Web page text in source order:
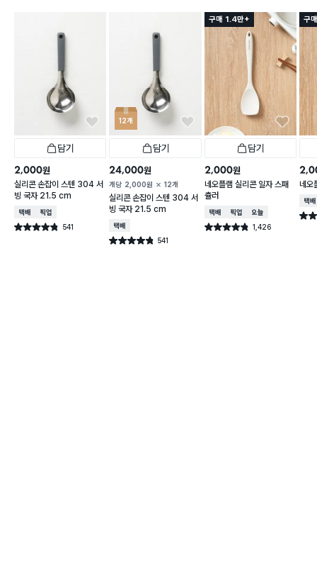
담기
2,000원
실리콘 손잡이 스텐 304 서
빙 국자 21.5 cm
택배배송매장픽업
별점 4.8점 541
건 작성
12개
담기
24,000원
개당 2,000원 12개
실리콘 손잡이 스텐 304 서
빙 국자 21.5 cm
택배배송
별점 4.8점 541
건 작성
구매 1.4만+
담기
2,000원
네오플램 실리콘 일자 스패
츌러
택배배송매장픽업오늘배송
별점 4.8점 1,426
건 작성
구
네오
택배
별점